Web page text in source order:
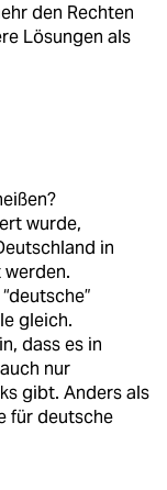
den Rechten
Lösungen als
wurde,
in
gleich.
dass es in
nur
gibt. Anders als
für deutsche